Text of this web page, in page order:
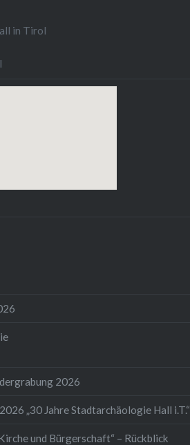
in Tirol
2026
„30 Jahre Stadtarchäologie Hall i.T.“
und Bürgerschaft“ – Rückblick